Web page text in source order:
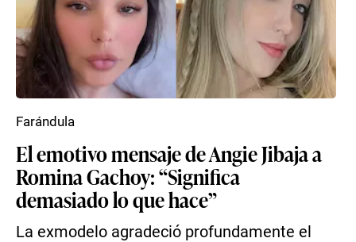
El emotivo mensaje de Angie Jibaja a
Romina Gachoy: “Significa
demasiado lo que hace”
La exmodelo agradeció profundamente el
Farándula